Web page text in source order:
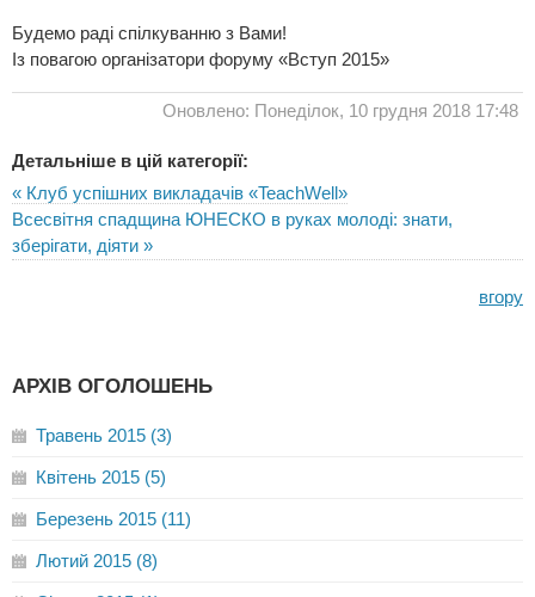
Будемо раді спілкуванню з Вами!
Із повагою організатори форуму «Вступ 2015»
Оновлено: Понеділок, 10 грудня 2018 17:48
Детальніше в цій категорії:
« Клуб успішних викладачів «TeachWell»
Всесвітня спадщина ЮНЕСКО в руках молоді: знати,
зберігати, діяти »
вгору
АРХІВ ОГОЛОШЕНЬ
Травень 2015 (3)
Квітень 2015 (5)
Березень 2015 (11)
Лютий 2015 (8)